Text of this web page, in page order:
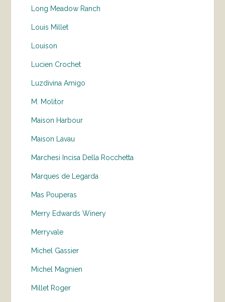
Long Meadow Ranch
Louis Millet
Louison
Lucien Crochet
Luzdivina Amigo
M. Molitor
Maison Harbour
Maison Lavau
Marchesi Incisa Della Rocchetta
Marques de Legarda
Mas Pouperas
Merry Edwards Winery
Merryvale
Michel Gassier
Michel Magnien
Millet Roger